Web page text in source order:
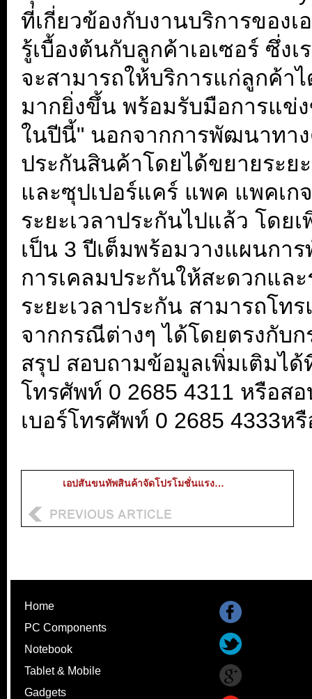
ที่เกี่ยวข้องกับงานบริการของเ
รู้เบื้องต้นกับลูกค้าเอเซอร์ ซึ่ง
จะสามารถให้บริการแก่ลูกค้
มากยิ่งขึ้น พร้อมรับมือการแข่
ในปีนี้" นอกจากการพัฒนาทา
ประกันสินค้าโดยได้ขยายระย
และซุปเปอร์แคร์ แพค แพคเก
ระยะเวลาประกันไปแล้ว โดย
เป็น 3 ปีเต็มพร้อมวางแผนก
การเคลมประกันให้สะดวกแล
ระยะเวลาประกัน สามารถโท
จากกรณีต่างๆ ได้โดยตรงกับ
สรุป สอบถามข้อมูลเพิ่มเติมได้
โทรศัพท์ 0 2685 4311 หรือส
เบอร์โทรศัพท์ 0 2685 4333ห
เอปสันขนทัพสินค้าจัดโปรโมชั่นแรง…
Home
PC Components
Notebook
Tablet & Mobile
Gadgets